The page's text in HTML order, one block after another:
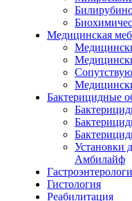
Медицинская
Бактерицидные
Установки
Амбилайф
Гистология
Реабилитация